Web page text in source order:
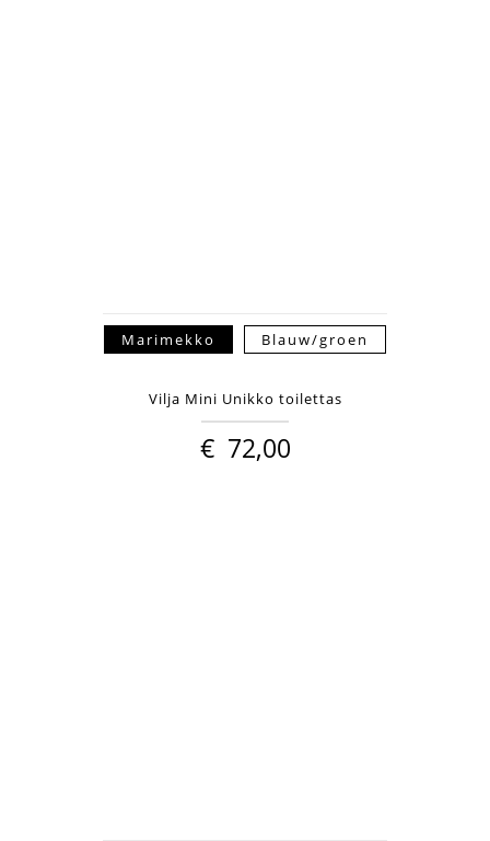
Marimekko Blauw/groen
Vilja Mini Unikko toilettas
€ 72,00